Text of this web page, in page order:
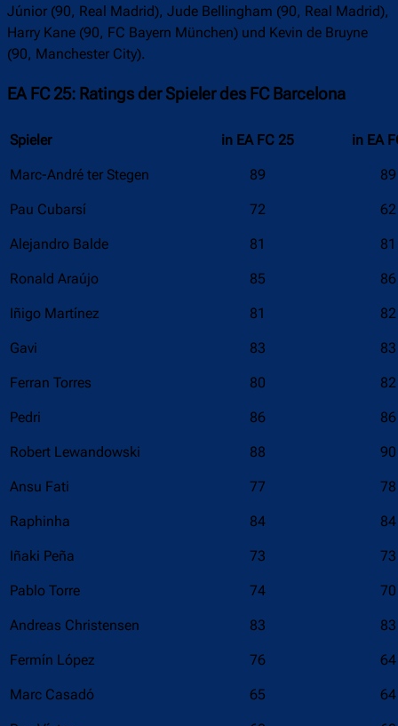
Júnior (90, Real Madrid), Jude Bellingham (90, Real Madrid),
Harry Kane (90, FC Bayern München) und Kevin de Bruyne
(90, Manchester City).
EA FC 25: Ratings der Spieler des FC Barcelona
Spieler in EA FC 25 in EA
Marc-André ter Stegen 89 89
Pau Cubarsí 72 62
Alejandro Balde 81 81
Ronald Araújo 85 86
Iñigo Martínez 81 82
Gavi 83 83
Ferran Torres 80 82
Pedri 86 86
Robert Lewandowski 88 90
Ansu Fati 77 78
Raphinha 84 84
Iñaki Peña 73 73
Pablo Torre 74 70
Andreas Christensen 83 83
Fermín López 76 64
Marc Casadó 65 64